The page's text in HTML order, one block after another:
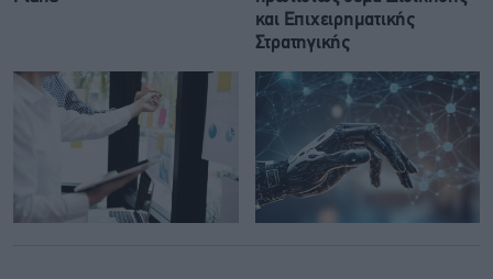
και Επιχειρηματικής
Στρατηγικής